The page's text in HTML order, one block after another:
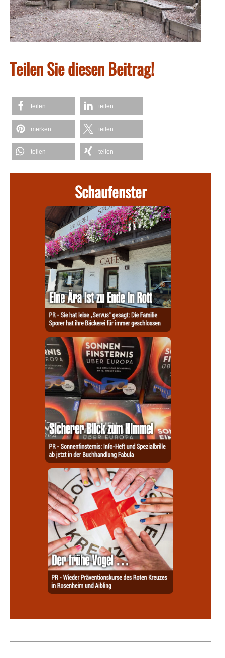
Teilen Sie diesen Beitrag!
teilen teilen
merken teilen
teilen teilen
Schaufenster